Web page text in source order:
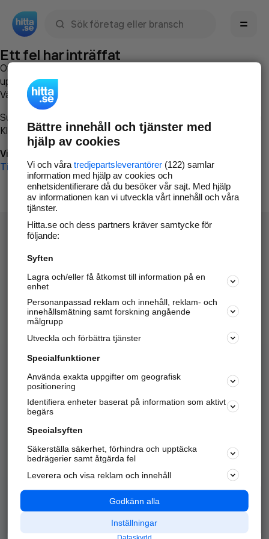
Ett fel har inträffat
Om du vill kan du
uppstod så att vi lättare och snabbare kan avhjälpa det.
Vänligen försök med följande:
Surfa till
Klicka påTillbaka-knappen i webbläsaren och försök igen
Vi beklagar besväret!
Till startsidan
Hitta.se - Gratis nummerupplysning.
Sök företag, personer och platser.
Hitta telefonnummer, adresser, företagsinfo mm.
Marknadsför företaget
Kom igång och annonsera mot
samarbetspartners nära dig.
Alla kategorier
Populära sökningar
API & Kartor
Annonsera
Integritet
Nödnummer
Bättre innehåll och tjänster med
hjälp av cookies
Vi och våra tredjepartsleverantörer(122) samlar
information med hjälp av cookies och
enhetsidentifierare då du besöker vår sajt. Med hjälp
av informationen kan vi utveckla vårt innehåll och våra
tjänster.
Hitta.se och dess partners kräver samtycke för
följande:
Syften
Lagra och/eller få åtkomst till information på en
enhet
Personanpassad reklam och innehåll, reklam- och
innehållsmätning samt forskning angående
målgrupp
Utveckla och förbättra tjänster
Specialfunktioner
Använda exakta uppgifter om geografisk
positionering
Identifiera enheter baserat på information som aktivt
begärs
Specialsyften
Säkerställa säkerhet, förhindra och upptäcka
bedrägerier samt åtgärda fel
Leverera och visa reklam och innehåll
Godkänn alla
Inställningar
Dataskydd